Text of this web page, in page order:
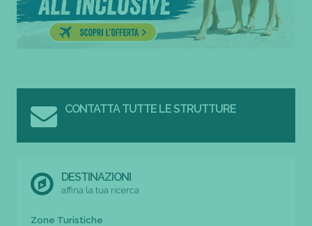
CONTATTA TUTTE LE STRUTTURE
DESTINAZIONI
affina la tua ricerca
Zone Turistiche